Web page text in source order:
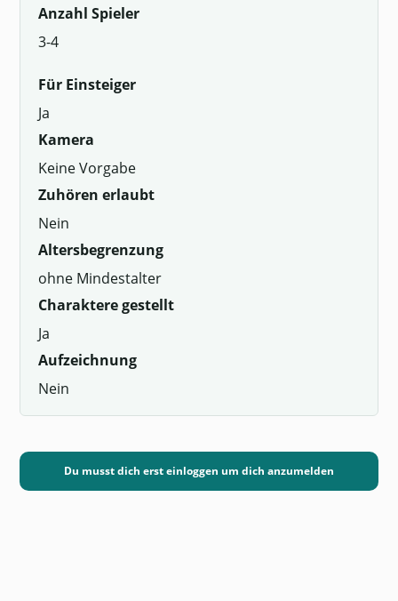
Anzahl Spieler
3-4
Für Einsteiger
Ja
Kamera
Keine Vorgabe
Zuhören erlaubt
Nein
Altersbegrenzung
ohne Mindestalter
Charaktere gestellt
Ja
Aufzeichnung
Nein
Du musst dich erst einloggen um dich anzumelden